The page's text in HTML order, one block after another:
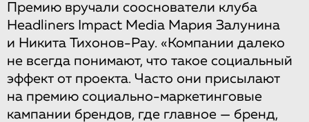
Премию вручали сооснователи клуба
Headliners Impact Media Мария Залунина
и Никита Тихонов-Рау. «Компании далеко
не всегда понимают, что такое социальный
эффект от проекта. Часто они присылают
на премию социально-маркетинговые
кампании брендов, где главное — бренд,